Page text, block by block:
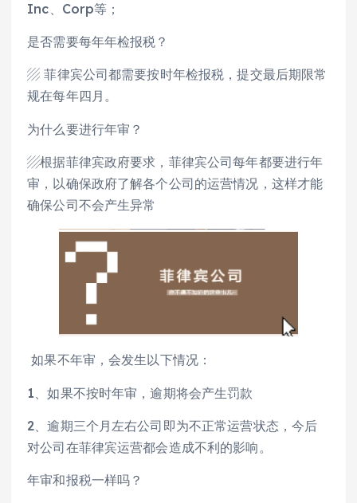
Inc、Corp等；
是否需要每年年检报税？
▨ 菲律宾公司都需要按时年检报税，提交最后期限常
规在每年四月。
为什么要进行年审？
▨根据菲律宾政府要求，菲律宾公司每年都要进行年
审，以确保政府了解各个公司的运营情况，这样才能
确保公司不会产生异常
如果不年审，会发生以下情况：
1、如果不按时年审，逾期将会产生罚款
2、逾期三个月左右公司即为不正常运营状态，今后
对公司在菲律宾运营都会造成不利的影响。
年审和报税一样吗？